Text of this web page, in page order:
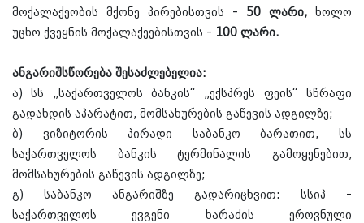
მოქალაქეობის მქონე პირებისთვის - 50 ლარი, ხოლო
უცხო ქვეყნის მოქალაქეებისთვის - 100 ლარი.
ანგარიშსწორება შესაძლებელია:
ა) სს „საქართველოს ბანკის“ „ექსპრეს ფეის“ სწრაფი
გადახდის აპარატით, მომსახურების გაწევის ადგილზე;
ბ) ვიზიტორის პირადი საბანკო ბარათით, სს
საქართველოს ბანკის ტერმინალის გამოყენებით,
მომსახურების გაწევის ადგილზე;
გ) საბანკო ანგარიშზე გადარიცხვით: სსიპ -
საქართველოს ევგენი ხარაძის ეროვნული